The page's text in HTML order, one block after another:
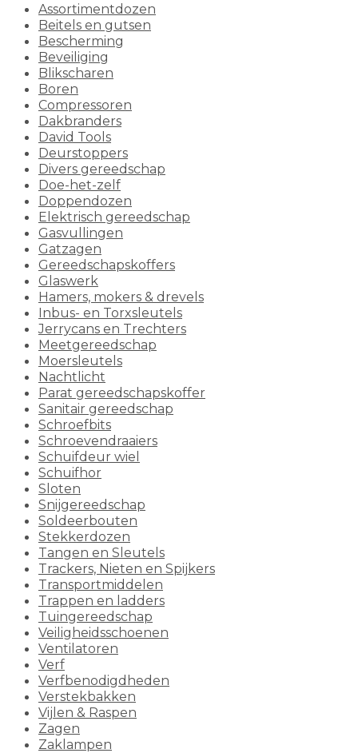
Assortimentdozen
Beitels en gutsen
Bescherming
Beveiliging
Blikscharen
Boren
Compressoren
Dakbranders
David Tools
Deurstoppers
Divers gereedschap
Doe-het-zelf
Doppendozen
Elektrisch gereedschap
Gasvullingen
Gatzagen
Gereedschapskoffers
Glaswerk
Hamers, mokers & drevels
Inbus- en Torxsleutels
Jerrycans en Trechters
Meetgereedschap
Moersleutels
Nachtlicht
Parat gereedschapskoffer
Sanitair gereedschap
Schroefbits
Schroevendraaiers
Schuifdeur wiel
Schuifhor
Sloten
Snijgereedschap
Soldeerbouten
Stekkerdozen
Tangen en Sleutels
Trackers, Nieten en Spijkers
Transportmiddelen
Trappen en ladders
Tuingereedschap
Veiligheidsschoenen
Ventilatoren
Verf
Verfbenodigdheden
Verstekbakken
Vijlen & Raspen
Zagen
Zaklampen